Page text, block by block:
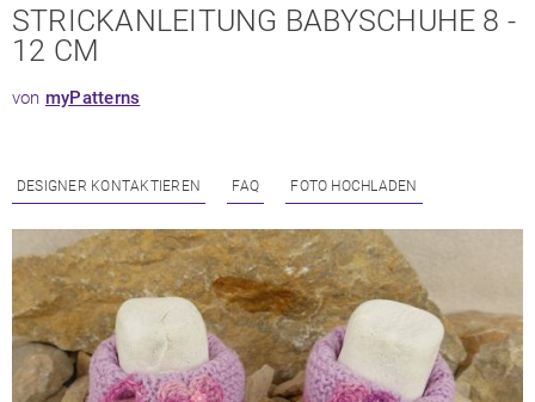
STRICKANLEITUNG BABYSCHUHE 8 -
12 CM
von myPatterns
DESIGNER KONTAKTIEREN FAQ FOTO HOCHLADEN